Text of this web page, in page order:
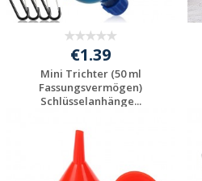
€1.39
Mini Trichter (50 ml
Fassungsvermögen)
Schlüsselanhänge...
Individuelle
Werbeartikel
anfragen